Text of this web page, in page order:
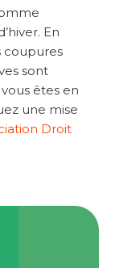
En
coupures
sont
êtes en
une mise
Droit